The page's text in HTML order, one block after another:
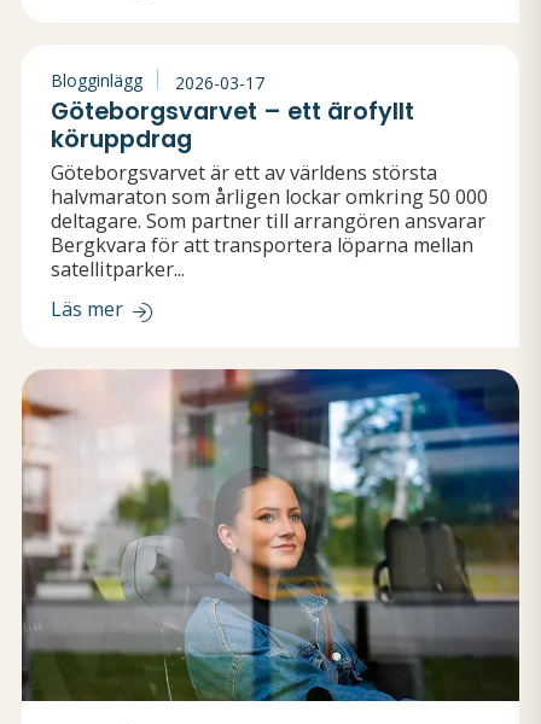
Blogginlägg 2026-03-17
Göteborgsvarvet – ett ärofyllt
köruppdrag
Göteborgsvarvet är ett av världens största
halvmaraton som årligen lockar omkring 50 000
deltagare. Som partner till arrangören ansvarar
Bergkvara för att transportera löparna mellan
satellitparker...
Läs mer